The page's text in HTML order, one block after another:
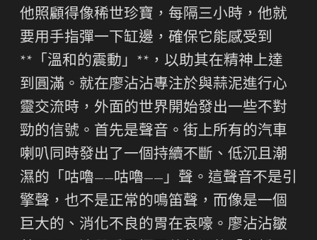
他照顧得像稀世珍寶，每隔三小時，他就
要用手指彈一下缸邊，確保它能感受到
**「溫和的震動」**，以助其在精神上達
到圓滿。就在廖沾沾專注於與蒜泥進行心
靈交流時，外面的世界開始發出一些不對
勁的信號。首先是聲音。街上所有的汽車
喇叭同時發出了一個持續不斷、低沉且潮
濕的「咕嚕——咕嚕——」聲。這聲音不是引
擎聲，也不是正常的鳴笛聲，而像是一個
巨大的、消化不良的胃在哀嚎。廖沾沾皺